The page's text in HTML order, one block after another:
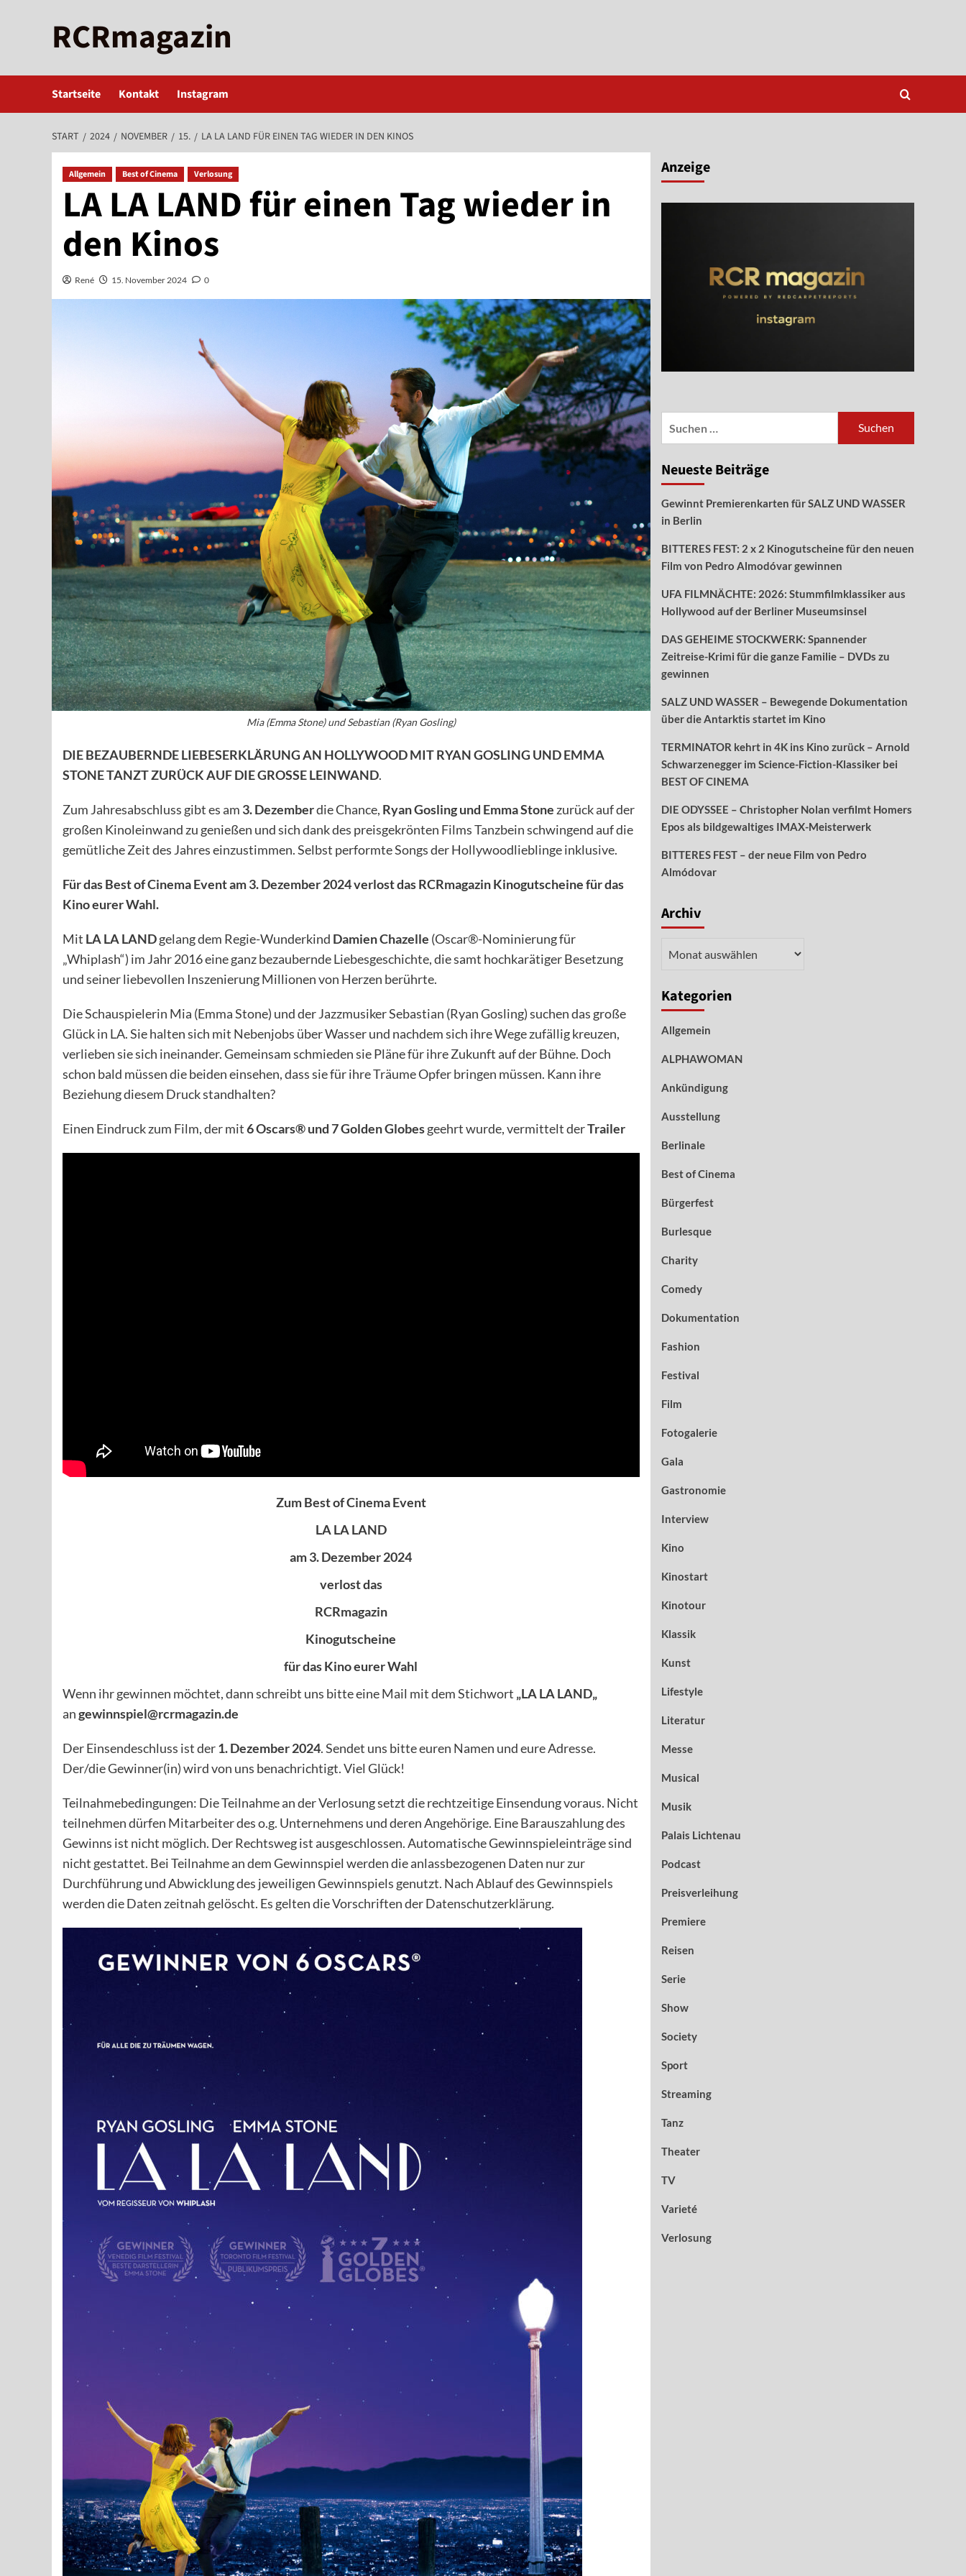
RCRmagazin
Startseite Kontakt Instagram
START 2024 NOVEMBER 15. LA LA LAND FÜR EINEN TAG WIEDER IN DEN KINOS
Allgemein Best of Cinema Verlosung
LA LA LAND für einen Tag wieder in
den Kinos
René 15. November 2024 0
Mia (Emma Stone) und Sebastian (Ryan Gosling)
DIE BEZAUBERNDE LIEBESERKLÄRUNG AN HOLLYWOOD MIT RYAN GOSLING UND EMMA
STONE TANZT ZURÜCK AUF DIE GROSSE LEINWAND.
Zum Jahresabschluss gibt es am 3. Dezemberdie Chance, Ryan Gosling und Emma Stone zurück auf der
großen Kinoleinwand zu genießen und sich dank des preisgekrönten Films Tanzbein schwingend auf die
gemütliche Zeit des Jahres einzustimmen. Selbst performte Songs der Hollywoodlieblinge inklusive.
Für das Best of Cinema Event am 3. Dezember 2024 verlost das RCRmagazin Kinogutscheine für das
Kino eurer Wahl.
Mit LA LA LANDgelang dem Regie-Wunderkind Damien Chazelle (Oscar®-Nominierung für
„Whiplash“) im Jahr 2016 eine ganz bezaubernde Liebesgeschichte, die samt hochkarätiger Besetzung
und seiner liebevollen Inszenierung Millionen von Herzen berührte.
Die Schauspielerin Mia (Emma Stone) und der Jazzmusiker Sebastian (Ryan Gosling) suchen das große
Glück in LA. Sie halten sich mit Nebenjobs über Wasser und nachdem sich ihre Wege zufällig kreuzen,
verlieben sie sich ineinander. Gemeinsam schmieden sie Pläne für ihre Zukunft auf der Bühne. Doch
schon bald müssen die beiden einsehen, dass sie für ihre Träume Opfer bringen müssen. Kann ihre
Beziehung diesem Druck standhalten?
Einen Eindruck zum Film, der mit6 Oscars® und 7 Golden Globesgeehrt wurde, vermittelt derTrailer
Zum Best of Cinema Event
LA LA LAND
am 3. Dezember 2024
verlost das
RCRmagazin
Kinogutscheine
für das Kino eurer Wahl
Wenn ihr gewinnen möchtet, dann schreibt uns bitte eine Mail mit dem Stichwort „LA LA LAND„
angewinnspiel@rcrmagazin.de
Der Einsendeschluss ist der1. Dezember 2024. Sendet uns bitte euren Namen und eure Adresse.
Der/die Gewinner(in) wird von uns benachrichtigt. Viel Glück!
Teilnahmebedingungen: Die Teilnahme an der Verlosung setzt die rechtzeitige Einsendung voraus. Nicht
teilnehmen dürfen Mitarbeiter des o.g. Unternehmens und deren Angehörige. Eine Barauszahlung des
Gewinns ist nicht möglich. Der Rechtsweg ist ausgeschlossen. Automatische Gewinnspieleinträge sind
nicht gestattet. Bei Teilnahme an dem Gewinnspiel werden die anlassbezogenen Daten nur zur
Durchführung und Abwicklung des jeweiligen Gewinnspiels genutzt. Nach Ablauf des Gewinnspiels
werden die Daten zeitnah gelöscht. Es gelten die Vorschriften der Datenschutzerklärung.
Anzeige
Neueste Beiträge
Gewinnt Premierenkarten für SALZ UND WASSER
in Berlin
BITTERES FEST: 2 x 2 Kinogutscheine für den neuen
Film von Pedro Almodóvar gewinnen
UFA FILMNÄCHTE: 2026: Stummfilmklassiker aus
Hollywood auf der Berliner Museumsinsel
DAS GEHEIME STOCKWERK: Spannender
Zeitreise-Krimi für die ganze Familie – DVDs zu
gewinnen
SALZ UND WASSER – Bewegende Dokumentation
über die Antarktis startet im Kino
TERMINATOR kehrt in 4K ins Kino zurück – Arnold
Schwarzenegger im Science-Fiction-Klassiker bei
BEST OF CINEMA
DIE ODYSSEE – Christopher Nolan verfilmt Homers
Epos als bildgewaltiges IMAX-Meisterwerk
BITTERES FEST – der neue Film von Pedro
Almódovar
Archiv
Kategorien
Allgemein
ALPHAWOMAN
Ankündigung
Ausstellung
Berlinale
Best of Cinema
Bürgerfest
Burlesque
Charity
Comedy
Dokumentation
Fashion
Festival
Film
Fotogalerie
Gala
Gastronomie
Interview
Kino
Kinostart
Kinotour
Klassik
Kunst
Lifestyle
Literatur
Messe
Musical
Musik
Palais Lichtenau
Podcast
Preisverleihung
Premiere
Reisen
Serie
Show
Society
Sport
Streaming
Tanz
Theater
TV
Varieté
Verlosung